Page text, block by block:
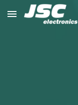
Skip to main content